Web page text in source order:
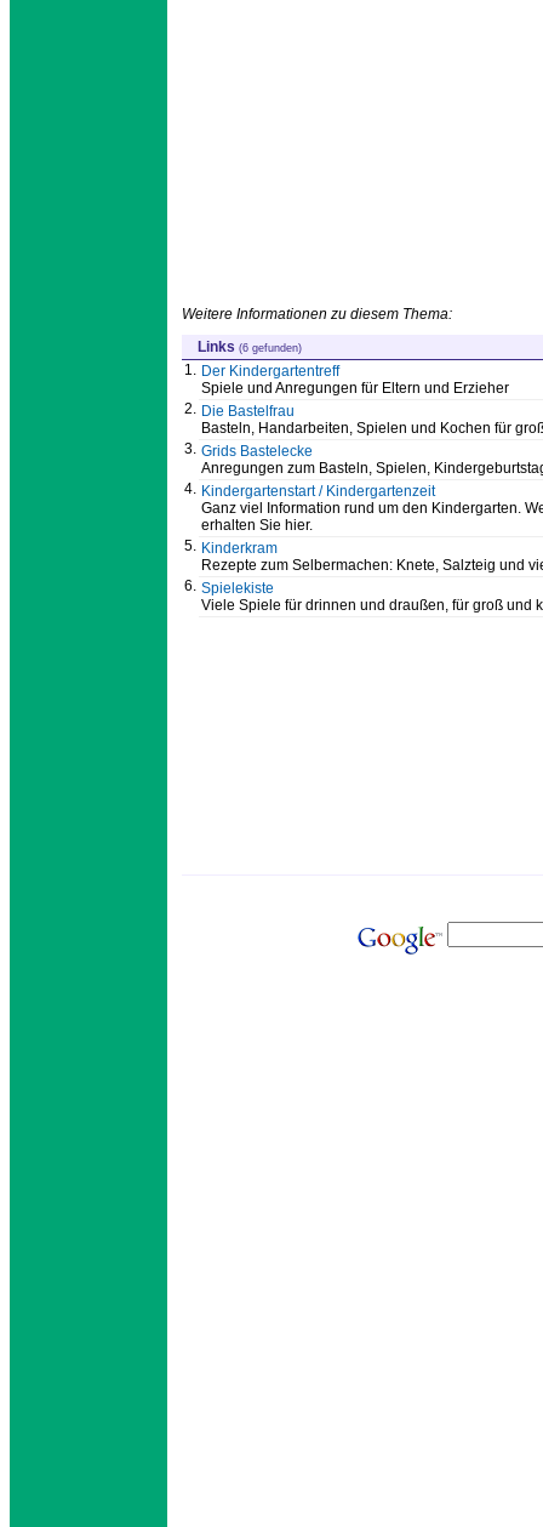
Weitere Informationen zu diesem Thema:
Links (6 gefunden)
1. Der Kindergartentreff
Spiele und Anregungen für Eltern und Erzieher
2. Die Bastelfrau
Basteln, Handarbeiten, Spielen und Kochen für
3. Grids Bastelecke
Anregungen zum Basteln, Spielen,
4. Kindergartenstart / Kindergartenzeit
Ganz viel Information rund um den Kindergarten.
erhalten Sie hier.
5. Kinderkram
Rezepte zum Selbermachen: Knete, Salzteig und
6. Spielekiste
Viele Spiele für drinnen und draußen, für groß und